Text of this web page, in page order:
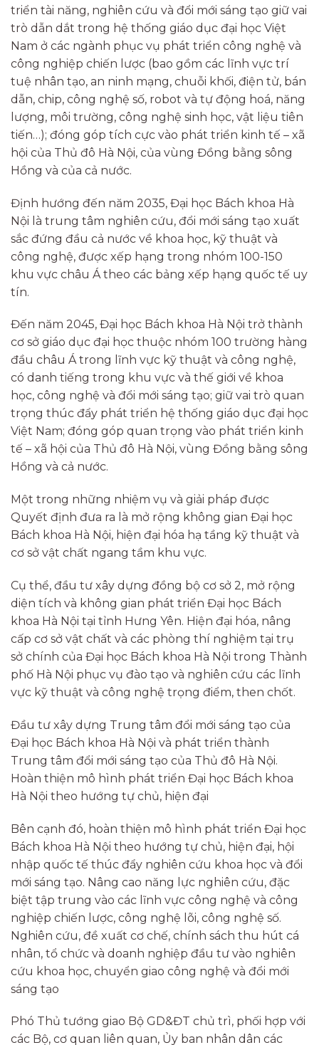
triển tài năng, nghiên cứu và đổi mới sáng tạo giữ vai
trò dẫn dắt trong hệ thống giáo dục đại học Việt
Nam ở các ngành phục vụ phát triển công nghệ và
công nghiệp chiến lược (bao gồm các lĩnh vực trí
tuệ nhân tạo, an ninh mạng, chuỗi khối, điện tử, bán
dẫn, chip, công nghệ số, robot và tự động hoá, năng
lượng, môi trường, công nghệ sinh học, vật liệu tiên
tiến…); đóng góp tích cực vào phát triển kinh tế – xã
hội của Thủ đô Hà Nội, của vùng Đồng bằng sông
Hồng và của cả nước.
Định hướng đến năm 2035, Đại học Bách khoa Hà
Nội là trung tâm nghiên cứu, đổi mới sáng tạo xuất
sắc đứng đầu cả nước về khoa học, kỹ thuật và
công nghệ, được xếp hạng trong nhóm 100-150
khu vực châu Á theo các bảng xếp hạng quốc tế uy
tín.
Đến năm 2045, Đại học Bách khoa Hà Nội trở thành
cơ sở giáo dục đại học thuộc nhóm 100 trường hàng
đầu châu Á trong lĩnh vực kỹ thuật và công nghệ,
có danh tiếng trong khu vực và thế giới về khoa
học, công nghệ và đổi mới sáng tạo; giữ vai trò quan
trọng thúc đẩy phát triển hệ thống giáo dục đại học
Việt Nam; đóng góp quan trọng vào phát triển kinh
tế – xã hội của Thủ đô Hà Nội, vùng Đồng bằng sông
Hồng và cả nước.
Một trong những nhiệm vụ và giải pháp được
Quyết định đưa ra là mở rộng không gian Đại học
Bách khoa Hà Nội, hiện đại hóa hạ tầng kỹ thuật và
cơ sở vật chất ngang tầm khu vực.
Cụ thể, đầu tư xây dựng đồng bộ cơ sở 2, mở rộng
diện tích và không gian phát triển Đại học Bách
khoa Hà Nội tại tỉnh Hưng Yên. Hiện đại hóa, nâng
cấp cơ sở vật chất và các phòng thí nghiệm tại trụ
sở chính của Đại học Bách khoa Hà Nội trong Thành
phố Hà Nội phục vụ đào tạo và nghiên cứu các lĩnh
vực kỹ thuật và công nghệ trọng điểm, then chốt.
Đầu tư xây dựng Trung tâm đổi mới sáng tạo của
Đại học Bách khoa Hà Nội và phát triển thành
Trung tâm đổi mới sáng tạo của Thủ đô Hà Nội.
Hoàn thiện mô hình phát triển Đại học Bách khoa
Hà Nội theo hướng tự chủ, hiện đại
Bên cạnh đó, hoàn thiện mô hình phát triển Đại học
Bách khoa Hà Nội theo hướng tự chủ, hiện đại, hội
nhập quốc tế thúc đẩy nghiên cứu khoa học và đổi
mới sáng tạo. Nâng cao năng lực nghiên cứu, đặc
biệt tập trung vào các lĩnh vực công nghệ và công
nghiệp chiến lược, công nghệ lõi, công nghệ số.
Nghiên cứu, đề xuất cơ chế, chính sách thu hút cá
nhân, tổ chức và doanh nghiệp đầu tư vào nghiên
cứu khoa học, chuyển giao công nghệ và đổi mới
sáng tạo
Phó Thủ tướng giao Bộ GD&ĐT chủ trì, phối hợp với
các Bộ, cơ quan liên quan, Ủy ban nhân dân các